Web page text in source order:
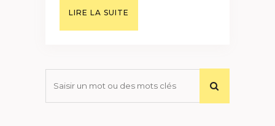
LIRE LA SUITE